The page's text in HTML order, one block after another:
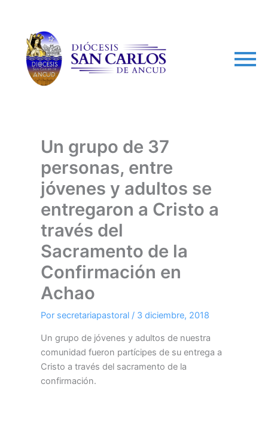
Un grupo de 37
personas, entre
jóvenes y adultos se
entregaron a Cristo a
través del
Sacramento de la
Confirmación en
Achao
Por secretariapastoral / 3 diciembre, 2018
Un grupo de jóvenes y adultos de nuestra
comunidad fueron partícipes de su entrega a
Cristo a través del sacramento de la
confirmación.